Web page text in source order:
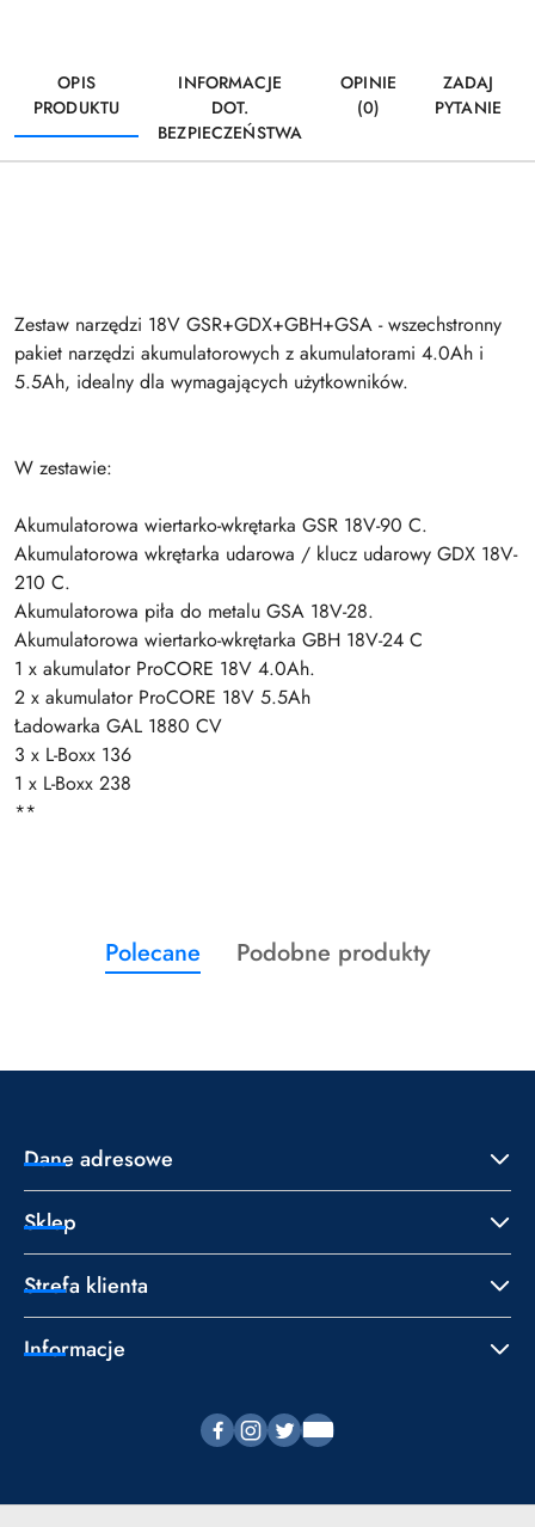
OPIS
PRODUKTU
INFORMACJE
DOT.
BEZPIECZEŃSTWA
OPINIE
(0)
ZADAJ
PYTANIE
Zestaw narzędzi 18V GSR+GDX+GBH+GSA - wszechstronny
pakiet narzędzi akumulatorowych z akumulatorami 4.0Ah i
5.5Ah, idealny dla wymagających użytkowników.
W zestawie:
Akumulatorowa wiertarko-wkrętarka GSR 18V-90 C.
Akumulatorowa wkrętarka udarowa / klucz udarowy GDX 18V-
210 C.
Akumulatorowa piła do metalu GSA 18V-28.
Akumulatorowa wiertarko-wkrętarka GBH 18V-24 C
1 x akumulator ProCORE 18V 4.0Ah.
2 x akumulator ProCORE 18V 5.5Ah
Ładowarka GAL 1880 CV
3 x L-Boxx 136
1 x L-Boxx 238
**
Pomiń karuzelę produktów
Produkty
o
Polecane
Produkty
Podobne produkty
Dane adresowe
Sklep
Strefa klienta
Informacje